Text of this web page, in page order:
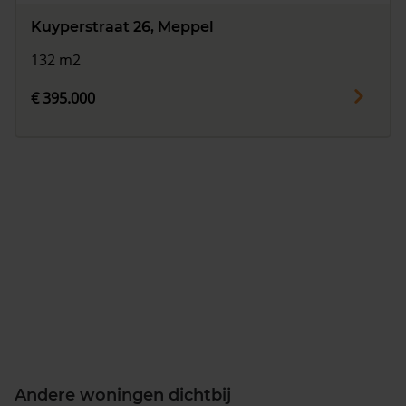
Kuyperstraat 26, Meppel
132 m2
€ 395.000
Andere woningen dichtbij